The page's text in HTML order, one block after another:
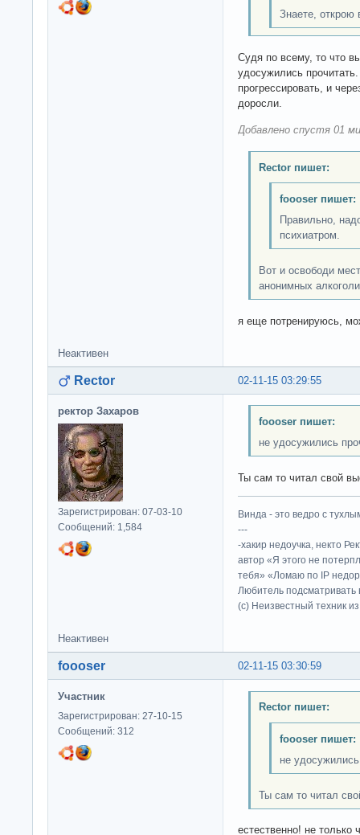
Знаете, открою
Судя по всему, то что
удосужились
прогрессировать, и
доросли.
Добавлено спустя 01
Rector пишет:
foooser пишет:
Правильно,
психиатром.
Вот и освободи
анонимных
я еще потренируюсь,
Неактивен
02-11-15 03:29:55
Rector
ректор Захаров
Зарегистрирован: 07-03-10
Сообщений: 1,584
foooser пишет:
не удосужились
Ты сам то читал свой
Винда - это ведро с
---
-хакир недоучка, некто
автор «Я этого не
тебя» «Ломаю по IP
Любитель подсматривать
(c) Неизвестный техник
Неактивен
02-11-15 03:30:59
foooser
Участник
Зарегистрирован: 27-10-15
Сообщений: 312
Rector пишет:
foooser пишет:
не
Ты сам то читал
естественно! не только